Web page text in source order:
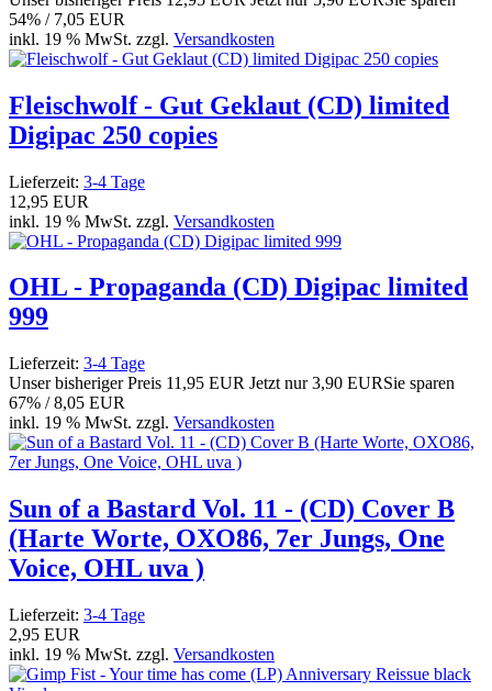
54% / 7,05 EUR
inkl. 19 % MwSt. zzgl. Versandkosten
Fleischwolf - Gut Geklaut (CD) limited
Digipac 250 copies
Lieferzeit: 3-4 Tage
12,95 EUR
inkl. 19 % MwSt. zzgl. Versandkosten
OHL - Propaganda (CD) Digipac limited
999
Lieferzeit: 3-4 Tage
Unser bisheriger Preis 11,95 EUR Jetzt nur3,90 EURSie sparen
67% / 8,05 EUR
inkl. 19 % MwSt. zzgl. Versandkosten
Sun of a Bastard Vol. 11 - (CD) Cover B
(Harte Worte, OXO86, 7er Jungs, One
Voice, OHL uva )
Lieferzeit: 3-4 Tage
2,95 EUR
inkl. 19 % MwSt. zzgl. Versandkosten